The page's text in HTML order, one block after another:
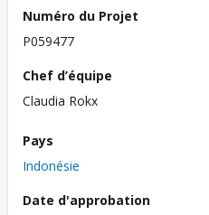
Numéro du Projet
P059477
Chef d’équipe
Claudia Rokx
Pays
Indonésie
Date d'approbation